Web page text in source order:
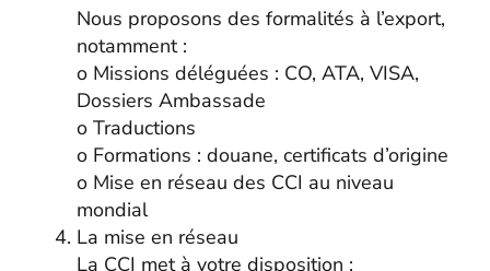
Nous proposons des formalités à l’export,
notamment :
o Missions déléguées : CO, ATA, VISA,
Dossiers Ambassade
o Traductions
o Formations : douane, certificats d’origine
o Mise en réseau des CCI au niveau
mondial
La mise en réseau
La CCI met à votre disposition :